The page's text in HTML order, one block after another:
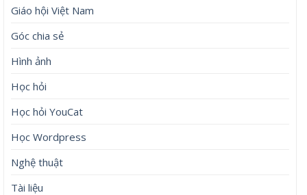
Giáo hội Việt Nam
Góc chia sẻ
Hình ảnh
Học hỏi
Học hỏi YouCat
Học Wordpress
Nghệ thuật
Tài liệu